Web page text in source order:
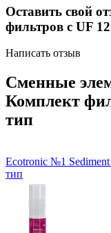
Оставить свой
фильтров c UF
Написать отзыв
Сменные
Комплект
тип
Ecotronic №1
тип